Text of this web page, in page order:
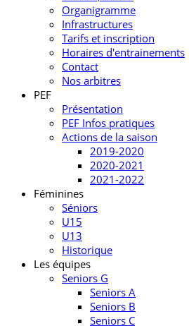
Organigramme
Infrastructures
Tarifs et inscription
Horaires d'entrainements
Contact
Nos arbitres
PEF
Présentation
PEF Infos pratiques
Actions de la saison
2019-2020
2020-2021
2021-2022
Féminines
Séniors
U15
U13
Historique
Les équipes
Seniors G
Seniors A
Seniors B
Seniors C